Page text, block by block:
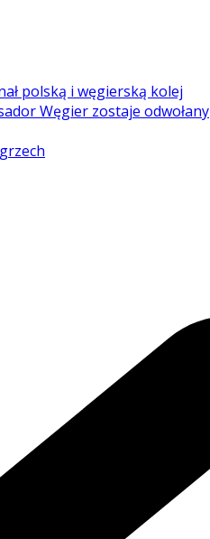
polską i węgierską kolej
Węgier zostaje odwołany